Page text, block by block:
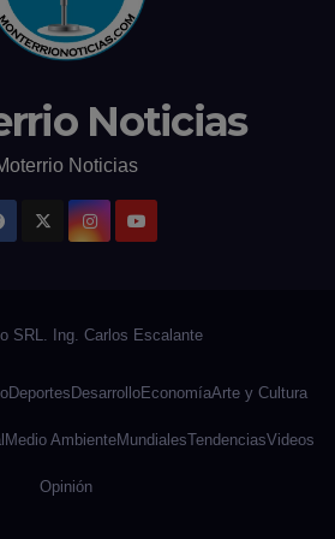
Noticias
Noticias
Deportes DesarrolloEconomíaArte y Cultura
Medio AmbienteMundialesTendenciasVideos
Opinión